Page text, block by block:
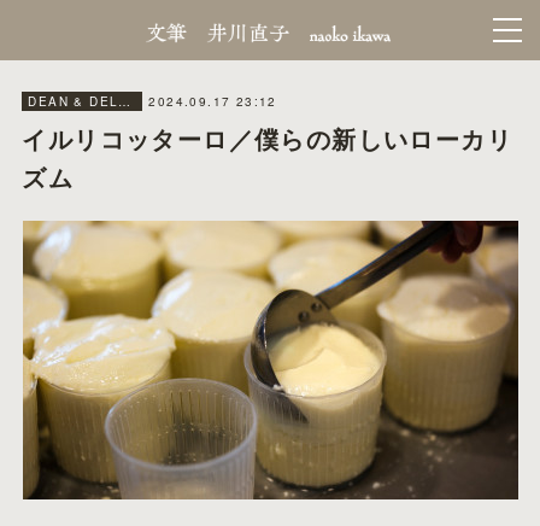
DEAN & DELUCA MAGAGINE／WEB 2024.09.17 23:12
イルリコッターロ／僕らの新しいローカリ
ズム